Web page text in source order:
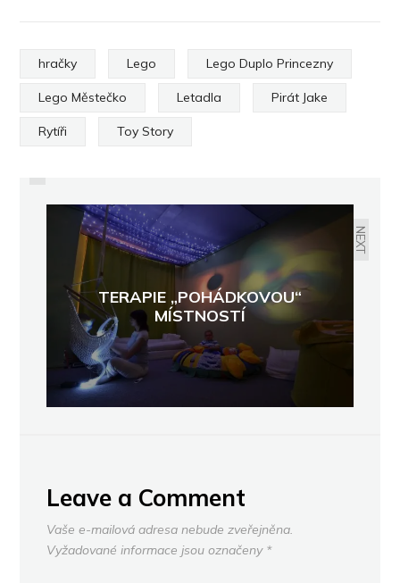
hračky Lego Lego Duplo Princezny
Lego Městečko Letadla Pirát Jake
Rytíři Toy Story
PREVIOUS
PROBLÉMY ČESKÉ GASTRONOMIE
NEXT
TERAPIE „POHÁDKOVOU“
MÍSTNOSTÍ
Leave a Comment
Vaše e-mailová adresa nebude zveřejněna.
Vyžadované informace jsou označeny *